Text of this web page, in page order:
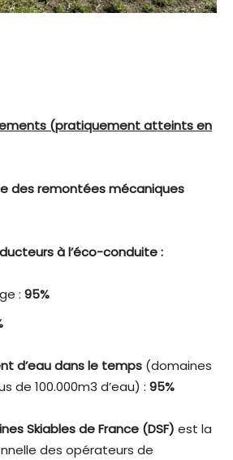
(pratiquement atteints en
des remontées mécaniques
à l’éco-conduite :
: 95%
d’eau dans le temps (domaines
de 100.000m3 d’eau) : 95%
Skiables de France (DSF) est la
des opérateurs de